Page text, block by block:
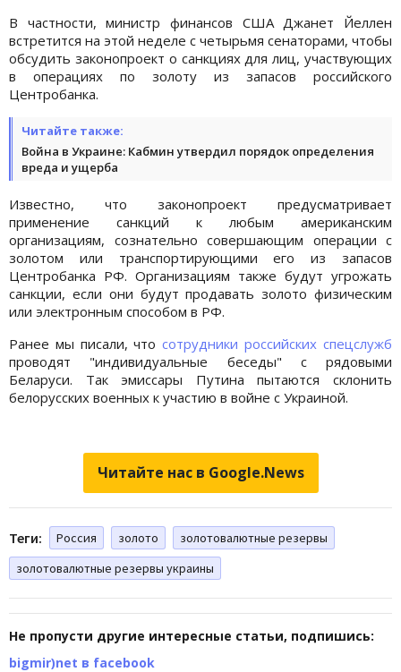
В частности, министр финансов США Джанет Йеллен
встретится на этой неделе с четырьмя сенаторами, чтобы
обсудить законопроект о санкциях для лиц, участвующих
в операциях по золоту из запасов российского
Центробанка.
Читайте также:
Война в Украине: Кабмин утвердил порядок определения
вреда и ущерба
Известно, что законопроект предусматривает
применение санкций к любым американским
организациям, сознательно совершающим операции с
золотом или транспортирующими его из запасов
Центробанка РФ. Организациям также будут угрожать
санкции, если они будут продавать золото физическим
или электронным способом в РФ.
Ранее мы писали, чтосотрудники российских спецслужб
проводят "индивидуальные беседы" с рядовыми
Беларуси. Так эмиссары Путина пытаются склонить
белорусских военных к участию в войне с Украиной.
Читайте нас в Google.News
Теги: Россия золото
золотовалютные резервы
золотовалютные резервы украины
Не пропусти другие интересные статьи, подпишись:
bigmir)net в facebook